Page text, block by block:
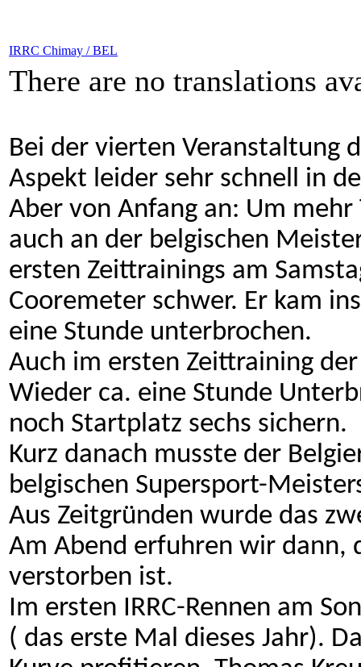
IRRC Chimay / BEL
There are no translations
Bei der vierten Veranstaltung
Aspekt leider sehr schnell in
Aber von Anfang an: Um
auch an der belgischen
ersten Zeittrainings am
Cooremeter schwer. Er kam
eine Stunde unterbrochen.
Auch im ersten Zeittraining
Wieder ca. eine Stunde
noch Startplatz sechs sichern.
Kurz danach musste der
belgischen Supersport-
Aus Zeitgründen wurde das
Am Abend erfuhren wir dann,
verstorben ist.
Im ersten IRRC-Rennen am
( das erste Mal dieses Jahr).